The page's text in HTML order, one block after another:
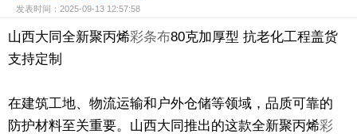
发表时间：2025-09-13 12:57:58
山西大同全新聚丙烯彩条布80克加厚型 抗老化工程盖货
支持定制
在建筑工地、物流运输和户外仓储等领域，品质可靠的
防护材料至关重要。山西大同推出的这款全新聚丙烯彩